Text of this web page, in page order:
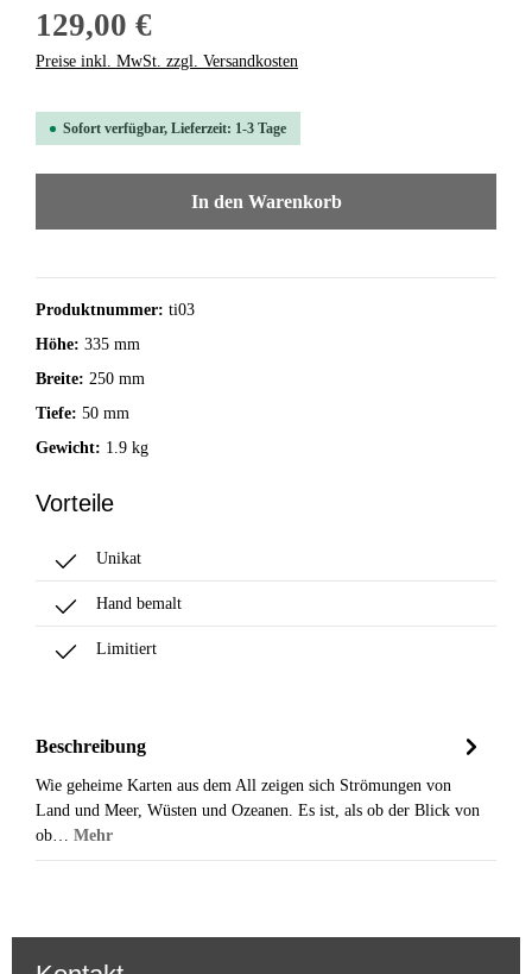
129,00 €
Preise inkl. MwSt. zzgl. Versandkosten
Sofort verfügbar, Lieferzeit: 1-3 Tage
In den Warenkorb
Produktnummer: ti03
Höhe: 335 mm
Breite: 250 mm
Tiefe: 50 mm
Gewicht: 1.9 kg
Vorteile
Unikat
Hand bemalt
Limitiert
Beschreibung
Wie geheime Karten aus dem All zeigen sich Strömungen von
Land und Meer, Wüsten und Ozeanen. Es ist, als ob der Blick von
ob… Mehr